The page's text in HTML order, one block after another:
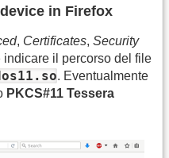
in Firefox
, Certificates, Security
indicare il percorso del file
. Eventualmente
PKCS#11 Tessera